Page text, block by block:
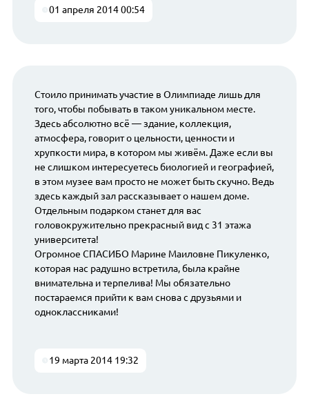
01 апреля 2014 00:54
Стоило принимать участие в Олимпиаде лишь для
того, чтобы побывать в таком уникальном месте.
Здесь абсолютно всё — здание, коллекция,
атмосфера, говорит о цельности, ценности и
хрупкости мира, в котором мы живём. Даже если вы
не слишком интересуетесь биологией и географией,
в этом музее вам просто не может быть скучно. Ведь
здесь каждый зал рассказывает о нашем доме.
Отдельным подарком станет для вас
головокружительно прекрасный вид с 31 этажа
университета!
Огромное СПАСИБО Марине Маиловне Пикуленко,
которая нас радушно встретила, была крайне
внимательна и терпелива! Мы обязательно
постараемся прийти к вам снова с друзьями и
одноклассниками!
19 марта 2014 19:32